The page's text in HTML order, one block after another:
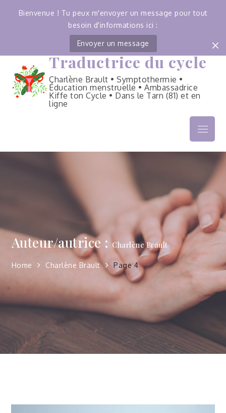
Bienvenue ! Tu peux m'envoyer un message pour tout
besoin d'informations ici :
Envoyer un message
content
Traductrice du cycle
Charlène Brault • Symptothermie •
Éducation menstruelle • Ambassadrice
Kiffe ton Cycle • Dans le Tarn (81) et en
ligne
Menu
Auteur/autrice :Charlène Brault
Home Charlène Brault Page 4